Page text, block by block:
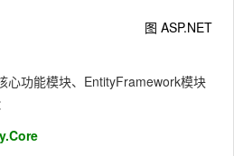
图 ASP.NET
心功能模块、EntityFramework模块